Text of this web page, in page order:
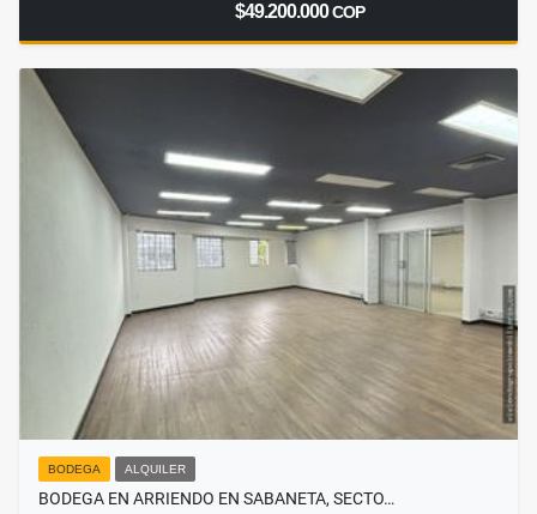
$49.200.000COP
BODEGA ALQUILER
BODEGA EN ARRIENDO EN SABANETA, SECTO…